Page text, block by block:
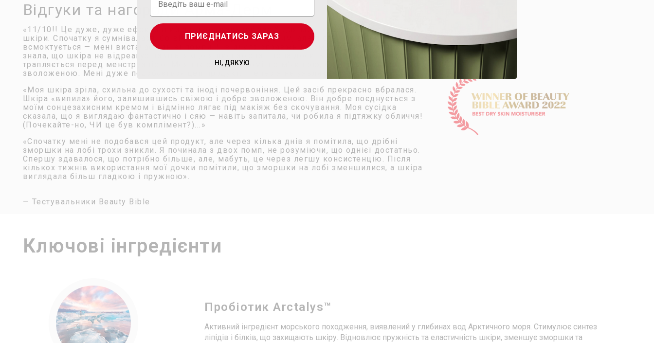
Відгуки та нагороди Арма-Дерм
«11/10!! Це дуже, дуже ефективний зволожувальний засіб для моєї сухої, чутливої, зрілої
шкіри. Спочатку я сумнівалася, бо він виглядає досить густим, але після нанесення добре
всмоктується — мені вистачає однієї помпи. Я відчула справжній комфорт і впевненість, бо
знала, що шкіра не відреагує навіть, якщо я виснажена і вона досить суха, що зазвичай
трапляється перед менструацією. Моя шкіра стала помітно м’якшою, більш пружною і
зволоженою. Мені дуже подобається цей продукт, і тепер я не уявляю життя без нього».
«Моя шкіра зріла, схильна до сухості та іноді почервоніння. Цей засіб прекрасно вбралася.
Шкіра «випила» його, залишившись свіжою і добре зволоженою. Він добре поєднується з
моїм сонцезахисним кремом і відмінно лягає під макіяж без скочування. Моя сусідка
сказала, що я виглядаю фантастично і сяю — навіть запитала, чи робила я підтяжку обличчя!
(Почекайте-но, ЧИ це був комплімент?)...»
«Спочатку мені не подобався цей продукт, але через кілька днів я помітила, що дрібні
зморшки на лобі трохи зникли. Я починала з двох помп, не розуміючи, що однієї достатньо.
Спершу здавалося, що потрібно більше, але, мабуть, це через легшу консистенцію. Після
кількох тижнів використання мої дочки помітили, що зморшки на лобі зменшилися, а шкіра
виглядала більш гладкою і пружною».
— Тестувальники Beauty Bible
Ключові інгредієнти
Пробіотик Arctalys™
Активний інгредієнт морського походження, виявлений у глибинах вод Арктичного моря. Стимулює синтез
ліпідів і білків, що захищають шкіру. Відновлює пружність та еластичність шкіри, зменшує зморшки та
ПРИЄДНАТИСЬ ЗАРАЗ
НІ, ДЯКУЮ